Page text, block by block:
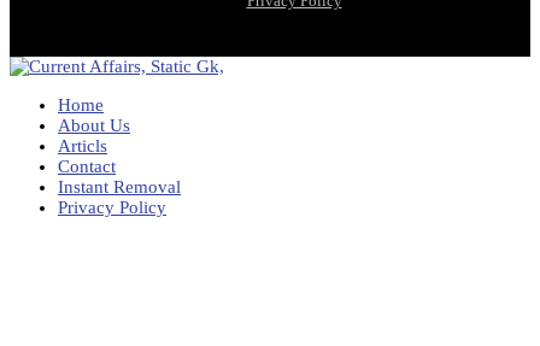
Home
About Us
Articls
Contact
Instant Removal
Privacy Policy